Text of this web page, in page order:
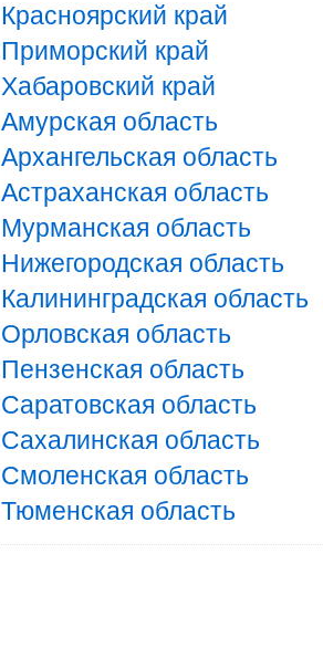
Красноярский край
Приморский край
Хабаровский край
Амурская область
Архангельская область
Астраханская область
Мурманская область
Нижегородская область
Калининградская область
Орловская область
Пензенская область
Саратовская область
Сахалинская область
Смоленская область
Тюменская область